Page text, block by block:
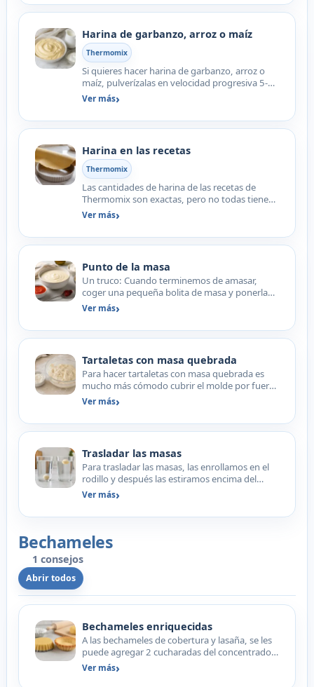
Harina de garbanzo, arroz o maíz
Thermomix
Si quieres hacer harina de garbanzo, arroz o
maíz, pulverízalas en velocidad progresiva 5-10
hasta que es…
Ver más
Harina en las recetas
Thermomix
Las cantidades de harina de las recetas de
Thermomix son exactas, pero no todas tienen
la misma absorción…
Ver más
Punto de la masa
Un truco: Cuando terminemos de amasar,
coger una pequeña bolita de masa y ponerla
en un vaso de agua, se…
Ver más
Tartaletas con masa quebrada
Para hacer tartaletas con masa quebrada es
mucho más cómodo cubrir el molde por fuera
y meterlo en el hor…
Ver más
Trasladar las masas
Para trasladar las masas, las enrollamos en el
rodillo y después las estiramos encima del
molde que vayam…
Ver más
Bechameles
1 consejos
Abrir todos
Bechameles enriquecidas
A las bechameles de cobertura y lasaña, se les
puede agregar 2 cucharadas del concentrado
de pimiento cho…
Ver más